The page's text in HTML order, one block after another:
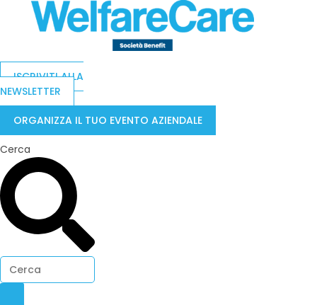
ISCRIVITI ALLA
NEWSLETTER
ORGANIZZA IL TUO EVENTO AZIENDALE
Cerca